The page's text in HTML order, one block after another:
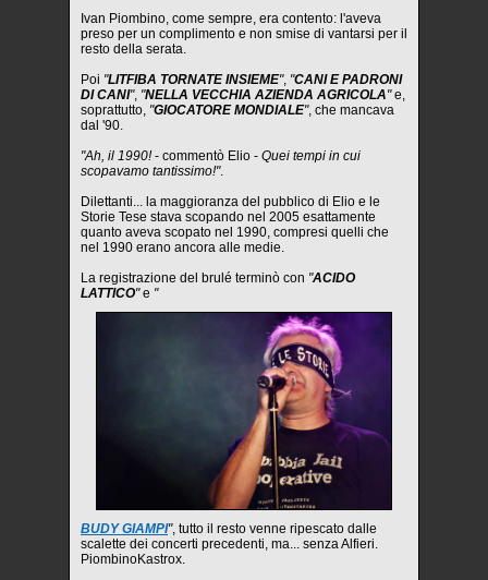
Ivan Piombino, come sempre, era contento: l'aveva
preso per un complimento e non smise di vantarsi per il
resto della serata.
Poi "LITFIBA TORNATE INSIEME", "CANI E PADRONI
DI CANI", "NELLA VECCHIA AZIENDA AGRICOLA"e,
soprattutto, "GIOCATORE MONDIALE", che mancava
dal '90.
"Ah, il 1990!- commentò Elio - Quei tempi in cui
scopavamo tantissimo!".
Dilettanti... la maggioranza del pubblico di Elio e le
Storie Tese stava scopando nel 2005 esattamente
quanto aveva scopato nel 1990, compresi quelli che
nel 1990 erano ancora alle medie.
La registrazione del brulé terminò con "ACIDO
LATTICO"e "
BUDY GIAMPI", tutto il resto venne ripescato dalle
scalette dei concerti precedenti, ma... senza Alfieri.
PiombinoKastrox.